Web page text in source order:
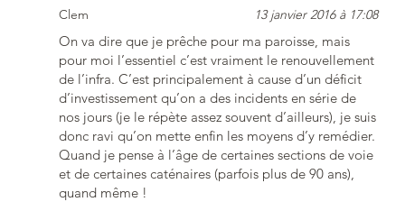
Clem 13 janvier 2016 à 17:08
On va dire que je prêche pour ma paroisse, mais
pour moi l’essentiel c’est vraiment le renouvellement
de l’infra. C’est principalement à cause d’un déficit
d’investissement qu’on a des incidents en série de
nos jours (je le répète assez souvent d’ailleurs), je suis
donc ravi qu’on mette enfin les moyens d’y remédier.
Quand je pense à l’âge de certaines sections de voie
et de certaines caténaires (parfois plus de 90 ans),
quand même !